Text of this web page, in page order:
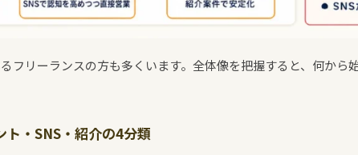
フリーランスの方も多くいます。全体像を把握すると、何から
ト・SNS・紹介の4分類